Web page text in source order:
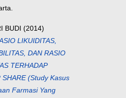
BUDI (2014)
LIKUIDITAS,
DAN RASIO
TERHADAP
SHARE (Study Kasus
Farmasi Yang